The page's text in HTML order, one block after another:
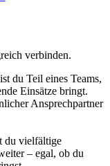
verbinden.
du Teil eines Teams,
Einsätze bringt.
Ansprechpartner
du vielfältige
– egal, ob du